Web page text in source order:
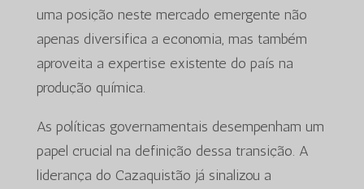
uma posição neste mercado emergente não
apenas diversifica a economia, mas também
aproveita a expertise existente do país na
produção química.
As políticas governamentais desempenham um
papel crucial na definição dessa transição. A
liderança do Cazaquistão já sinalizou a